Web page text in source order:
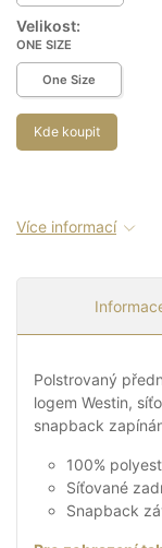
Velikost:
ONE SIZE
One Size
Kde koupit
Více informací
Polstrovaný
logem Westin,
snapback
100%
Síťované
Snapback